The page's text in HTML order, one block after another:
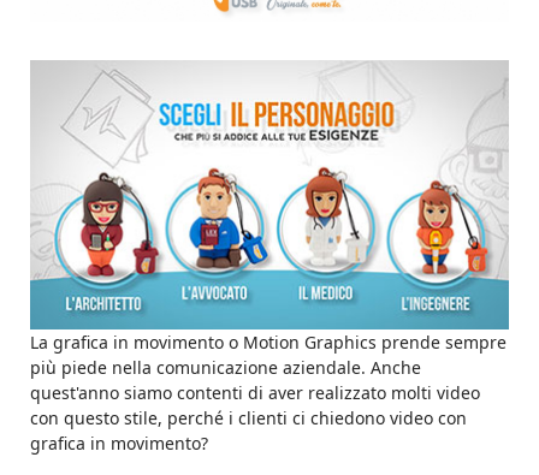
La grafica in movimento o Motion Graphics prende sempre
più piede nella comunicazione aziendale. Anche
quest'anno siamo contenti di aver realizzato molti video
con questo stile, perché i clienti ci chiedono video con
grafica in movimento?